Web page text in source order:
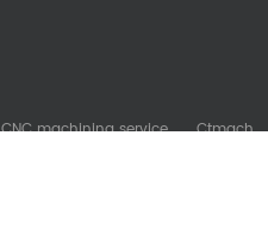
CNC machining service Ctmach